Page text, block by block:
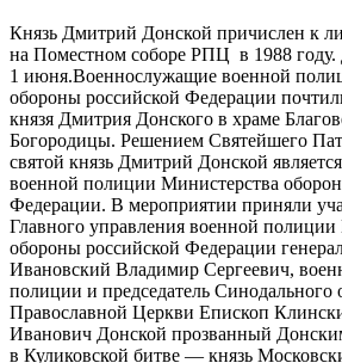
Князь Дмитрий Донской причислен к
на Поместном соборе РПЦ в 1988 году.
1 июня.Военнослужащие военной
обороны российской Федерации
князя Дмитрия Донского в храме
Богородицы. Решением Святейшего
святой князь Дмитрий Донской
военной полиции Министерства
Федерации. В мероприятии приняли
Главного управления военной полиции
обороны российской Федерации
Ивановский Владимир Сергеевич,
полиции и председатель Синодального
Православной Церкви Епископ
Иванович Донской прозванный
в Куликовской битве — князь